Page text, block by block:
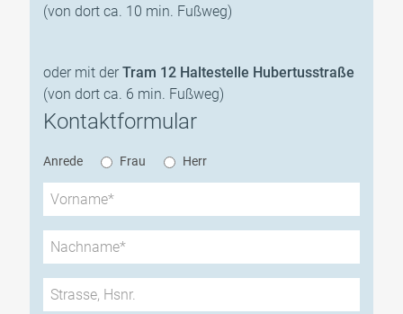
(von dort ca. 10 min. Fußweg)
oder mit der Tram 12 Haltestelle Hubertusstraße
(von dort ca. 6 min. Fußweg)
Kontaktformular
Anrede Frau Herr